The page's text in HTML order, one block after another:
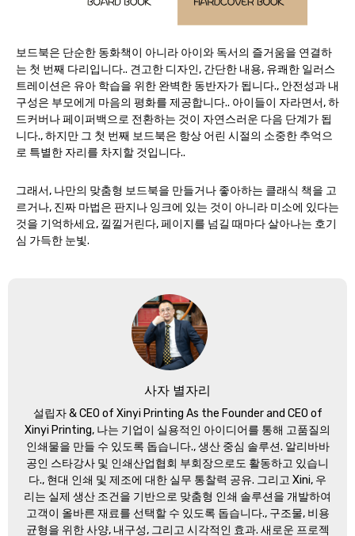
보드북은 단순한 동화책이 아니라 아이와 독서의 즐거움을 연결하
는 첫 번째 다리입니다.. 견고한 디자인, 간단한 내용, 유쾌한 일러스
트레이션은 유아 학습을 위한 완벽한 동반자가 됩니다., 안전성과 내
구성은 부모에게 마음의 평화를 제공합니다.. 아이들이 자라면서, 하
드커버나 페이퍼백으로 전환하는 것이 자연스러운 다음 단계가 됩
니다., 하지만 그 첫 번째 보드북은 항상 어린 시절의 소중한 추억으
로 특별한 자리를 차지할 것입니다..
그래서, 나만의 맞춤형 보드북을 만들거나 좋아하는 클래식 책을 고
르거나, 진짜 마법은 판지나 잉크에 있는 것이 아니라 미소에 있다는
것을 기억하세요, 낄낄거린다, 페이지를 넘길 때마다 살아나는 호기
심 가득한 눈빛.
사자 별자리
설립자 &CEO of Xinyi Printing As the Founder and CEO of
Xinyi Printing, 나는 기업이 실용적인 아이디어를 통해 고품질의
인쇄물을 만들 수 있도록 돕습니다., 생산 중심 솔루션. 알리바바
공인 스타강사 및 인쇄산업협회 부회장으로도 활동하고 있습니
다., 현대 인쇄 및 제조에 대한 실무 통찰력 공유. 그리고 Xini, 우
리는 실제 생산 조건을 기반으로 맞춤형 인쇄 솔루션을 개발하여
고객이 올바른 재료를 선택할 수 있도록 돕습니다., 구조물, 비용
균형을 위한 사양, 내구성, 그리고 시각적인 효과. 새로운 프로젝